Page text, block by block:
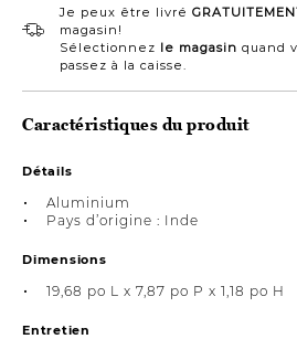
Je peux être livré
magasin!
Sélectionnez le magasin quand
passez à la caisse.
Caractéristiques du produit
Détails
Aluminium
Pays d’origine : Inde
Dimensions
19,68 po L x 7,87 po P x 1,18 po H
Entretien